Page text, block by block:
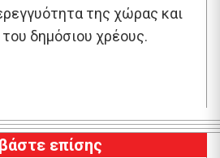
της χώρας και
δημόσιου χρέους.
επίσης